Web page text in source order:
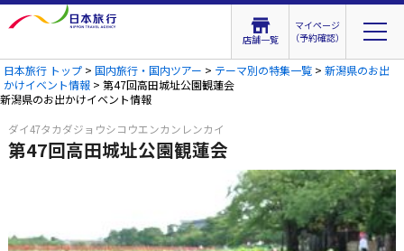
店舗一覧
マイページ
（予約確認）
日本旅行 トップ >国内旅行・国内ツアー > テーマ別の特集一覧 >新潟県のお出
かけイベント情報 > 第47回高田城址公園観蓮会
新潟県のお出かけイベント情報
ダイ47タカダジョウシコウエンカンレンカイ
第47回高田城址公園観蓮会